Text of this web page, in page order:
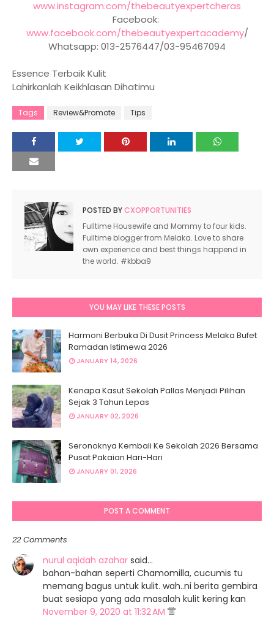
www.instagram.com/thebeautyexpertcheras
Facebook:
www.facebook.com/thebeautyexpertacademy/
Whatsapp: 013-2576447/03-95467094
Essence Terbaik Kulit
Lahirkanlah Keikhlasan Dihatimu
Tags Review&Promote Tips
POSTED BYCXOPPORTUNITIES
Fulltime Housewife and Mommy to four kids.
Fulltime blogger from Melaka. Love to share
own experience and best things happend in
the world. #kbba9
YOU MAY LIKE THESE POSTS
Harmoni Berbuka Di Dusit Princess Melaka Bufet
Ramadan Istimewa 2026
JANUARY 14, 2026
Kenapa Kasut Sekolah Pallas Menjadi Pilihan
Sejak 3 Tahun Lepas
JANUARY 02, 2026
Seronoknya Kembali Ke Sekolah 2026 Bersama
Pusat Pakaian Hari-Hari
JANUARY 01, 2026
POST A COMMENT
22 Comments
nurul aqidah azahar said…
bahan-bahan seperti Chamomilla, cucumis tu
memang bagus untuk kulit. wah..ni berita gembira
buat sesiapa yang ada masalah kulit kering kan
November 9, 2020 at 11:32 AM